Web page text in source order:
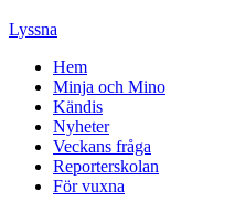
Lyssna
Hem
Minja och Mino
Kändis
Nyheter
Veckans fråga
Reporterskolan
För vuxna